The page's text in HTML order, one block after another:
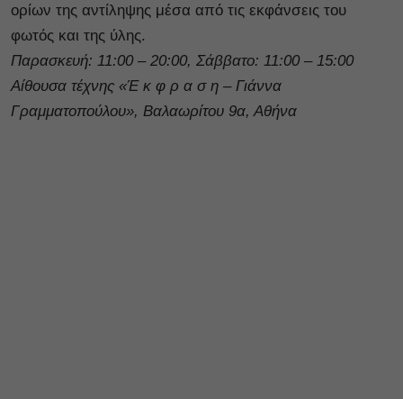
ορίων της αντίληψης μέσα από τις εκφάνσεις του
φωτός και της ύλης.
Παρασκευή: 11:00 – 20:00, Σάββατο: 11:00 – 15:00
Αίθουσα τέχνης «Έ κ φ ρ α σ η – Γιάννα
Γραμματοπούλου», Βαλαωρίτου 9α, Αθήνα